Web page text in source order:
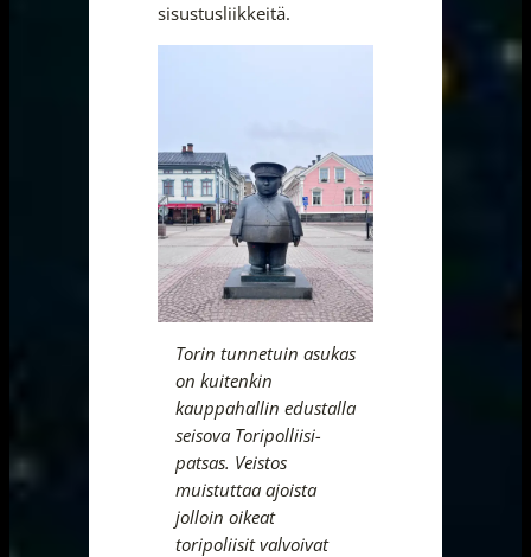
sisustusliikkeitä.
Torin tunnetuin asukas
on kuitenkin
kauppahallin edustalla
seisova Toripolliisi-
patsas. Veistos
muistuttaa ajoista
jolloin oikeat
toripoliisit valvoivat